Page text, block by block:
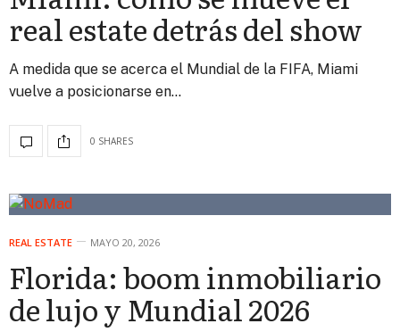
real estate detrás del show
A medida que se acerca el Mundial de la FIFA, Miami
vuelve a posicionarse en…
0 SHARES
REAL ESTATE MAYO 20, 2026
Florida: boom inmobiliario
de lujo y Mundial 2026